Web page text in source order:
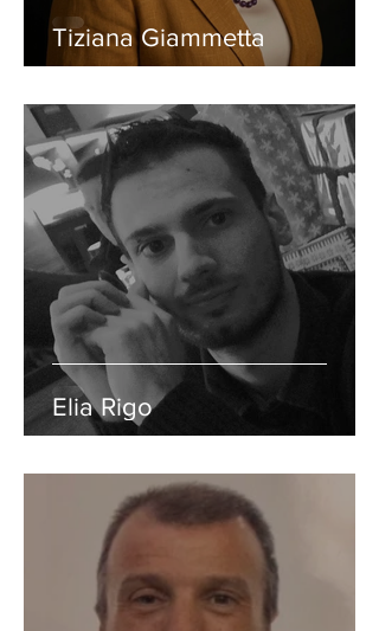
Tiziana Giammetta
Elia Rigo